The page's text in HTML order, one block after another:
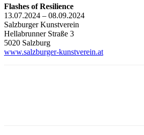
Flashes of Resilience
13.07.2024 – 08.09.2024
Salzburger Kunstverein
Hellabrunner Straße 3
5020 Salzburg
www.salzburger-kunstverein.at